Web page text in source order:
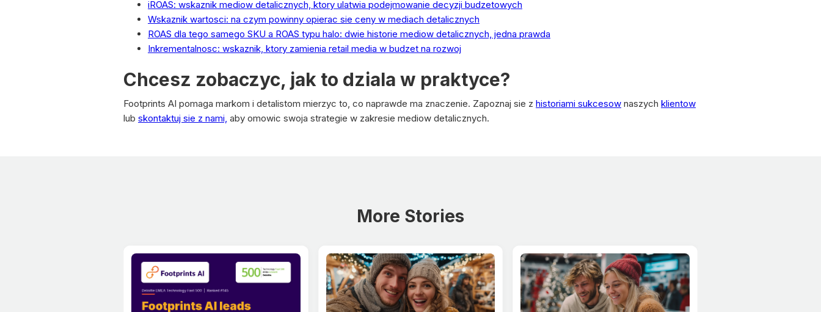
iROAS: wskaznik mediow detalicznych, ktory ulatwia podejmowanie decyzji budzetowych
Wskaznik wartosci: na czym powinny opierac sie ceny w mediach detalicznych
ROAS dla tego samego SKU a ROAS typu halo: dwie historie mediow detalicznych, jedna prawda
Inkrementalnosc: wskaznik, ktory zamienia retail media w budzet na rozwoj
Chcesz zobaczyc, jak to dziala w praktyce?
Footprints AI pomaga markom i detalistom mierzyc to, co naprawde ma znaczenie. Zapoznaj sie z historiami sukcesow naszych klientow
lub skontaktuj sie z nami, aby omowic swoja strategie w zakresie mediow detalicznych.
More Stories